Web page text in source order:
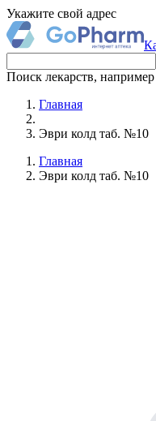
Укажите свой адрес
Поиск лекарств, например
Главная
Эври колд таб. №10
Главная
Эври колд таб. №10